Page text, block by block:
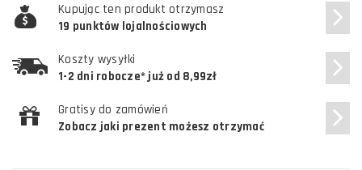
Kupując ten produkt otrzymasz
19 punktów lojalnościowych
Koszty wysyłki
1-2 dni robocze* już od 8,99zł
Gratisy do zamówień
Zobacz jaki prezent możesz otrzymać